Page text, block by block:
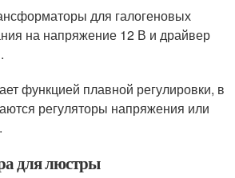
для галогеновых
на напряжение 12 В и драйвер
функцией плавной регулировки, в
регуляторы напряжения или
для люстры